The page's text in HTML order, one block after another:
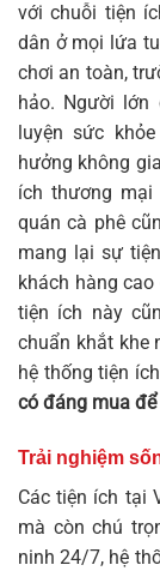
với chuỗi tiện
dân ở mọi lứa
chơi an toàn,
hảo. Người
luyện sức
hưởng không
ích thương mại
quán cà phê
mang lại sự
khách hàng
tiện ích này
chuẩn khắt khe
hệ thống tiện
có đáng mua
Trải nghiệm
Các tiện ích tại
mà còn chú
ninh 24/7, hệ